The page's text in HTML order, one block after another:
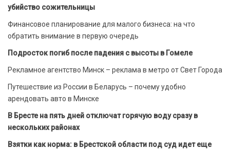
убийство сожительницы
Финансовое планирование для малого бизнеса: на что
обратить внимание в первую очередь
Подросток погиб после падения с высоты в Гомеле
Рекламное агентство Минск – реклама в метро от Свет Города
Путешествие из России в Беларусь – почему удобно
арендовать авто в Минске
В Бресте на пять дней отключат горячую воду сразу в
нескольких районах
Взятки как норма: в Брестской области под суд идет еще